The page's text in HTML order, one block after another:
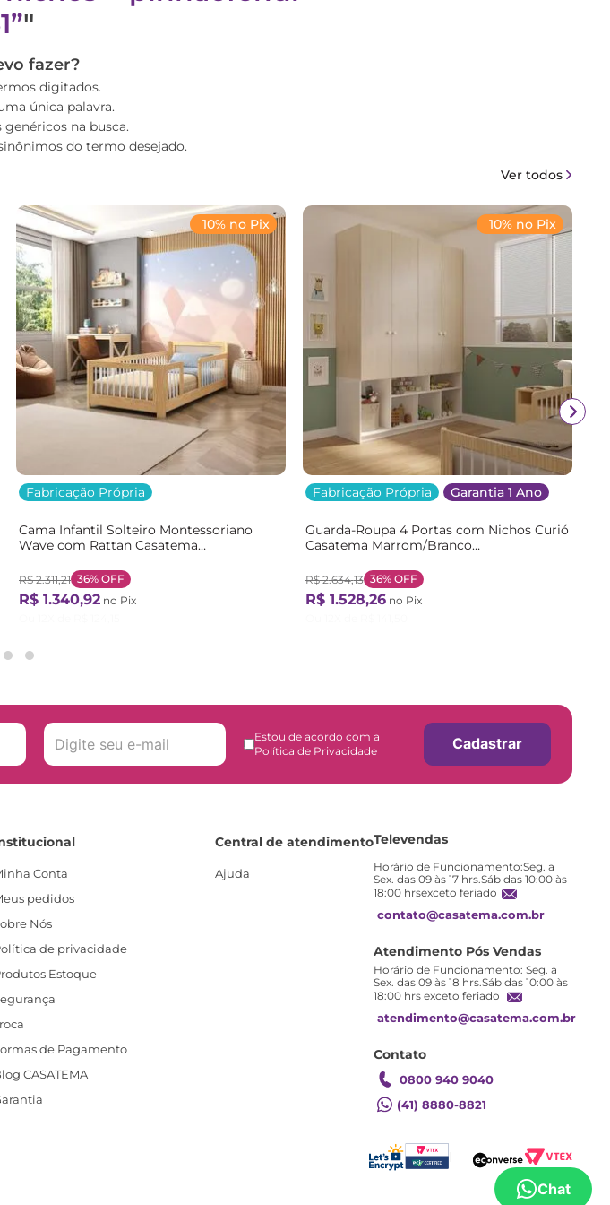
Chat
"
fazer?
digitados.
única palavra.
na busca.
do termo desejado.
Ver todos
Fabricação Própria
10% no Pix
Cama Infantil Solteiro Montessoriano
Wave com Rattan Casatema
R$ 2.311,21 36% OFF
R$ 1.340,92 no Pix
Fabricação Própria Garantia 1 Ano
10% no Pix
Guarda-Roupa 4 Portas com Nichos Curió
Casatema Marrom/Branco
R$ 2.634,13 36%OFF
R$ 1.528,26no Pix
Estou de acordo com a
Política de Privacidade
Cadastrar
Conta
pedidos
Nós
de privacidade
Estoque
de Pagamento
CASATEMA
Central de atendimento
Ajuda
Televendas
Horário de Funcionamento:Seg. a
Sex. das 09 às 17 hrs.Sáb das 10:00 às
18:00 hrsexceto feriado
contato@casatema.com.br
Atendimento Pós Vendas
Horário de Funcionamento: Seg. a
Sex. das 09 às 18 hrs.Sáb das 10:00 às
18:00 hrs exceto feriado
atendimento@casatema.com.br
Contato
0800 940 9040
(41) 8880-8821